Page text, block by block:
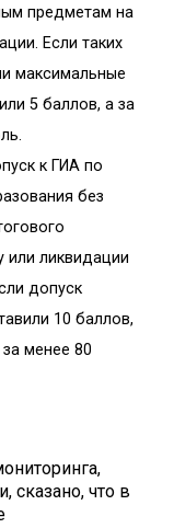
предметам на
Если таких
максимальные
5 баллов, а за
к ГИА по
без
или ликвидации
допуск
10 баллов,
менее 80
сказано, что в